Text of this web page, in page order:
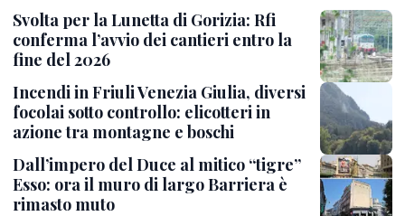
Svolta per la Lunetta di Gorizia: Rfi
conferma l’avvio dei cantieri entro la
fine del 2026
Incendi in Friuli Venezia Giulia, diversi
focolai sotto controllo: elicotteri in
azione tra montagne e boschi
Dall’impero del Duce al mitico “tigre”
Esso: ora il muro di largo Barriera è
rimasto muto